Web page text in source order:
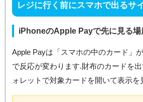
レジに行く前にスマホで出るサ
iPhoneのApple Payで先に見る場
Apple Payは「スマホの中のカード」
で反応が変わります.財布のカードを
ォレットで対象カードを開いて表示を